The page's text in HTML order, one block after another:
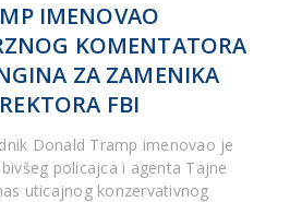
IMENOVAO
KOMENTATORA
ZA ZAMENIKA
FBI
Donald Tramp imenovao je
policajca i agenta Tajne
uticajnog konzervativnog